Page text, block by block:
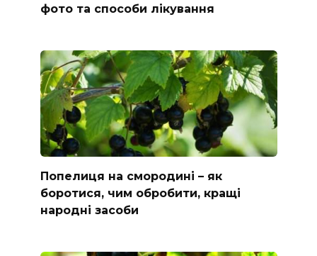
фото та способи лікування
Попелиця на смородині – як
боротися, чим обробити, кращі
народні засоби